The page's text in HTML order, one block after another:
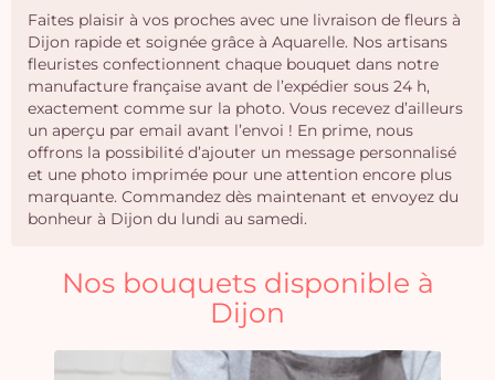
Faites plaisir à vos proches avec une livraison de fleurs à
Dijon rapide et soignée grâce à Aquarelle. Nos artisans
fleuristes confectionnent chaque bouquet dans notre
manufacture française avant de l’expédier sous 24 h,
exactement comme sur la photo. Vous recevez d’ailleurs
un aperçu par email avant l’envoi ! En prime, nous
offrons la possibilité d’ajouter un message personnalisé
et une photo imprimée pour une attention encore plus
marquante. Commandez dès maintenant et envoyez du
bonheur à Dijon du lundi au samedi.
Nos bouquets disponible à
Dijon